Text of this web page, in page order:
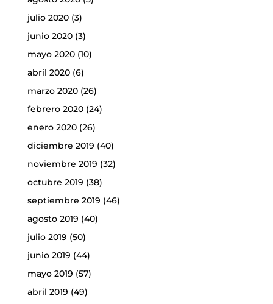
julio 2020(3)
junio 2020(3)
mayo 2020(10)
abril 2020(6)
marzo 2020(26)
febrero 2020(24)
enero 2020(26)
diciembre 2019 (40)
noviembre 2019 (32)
octubre 2019 (38)
septiembre 2019 (46)
agosto 2019 (40)
julio 2019 (50)
junio 2019 (44)
mayo 2019 (57)
abril 2019 (49)